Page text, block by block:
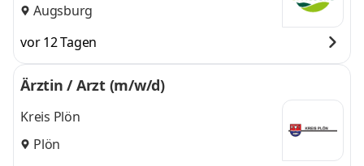
Augsburg
vor 12 Tagen
Ärztin / Arzt (m/w/d)
Kreis Plön
Plön